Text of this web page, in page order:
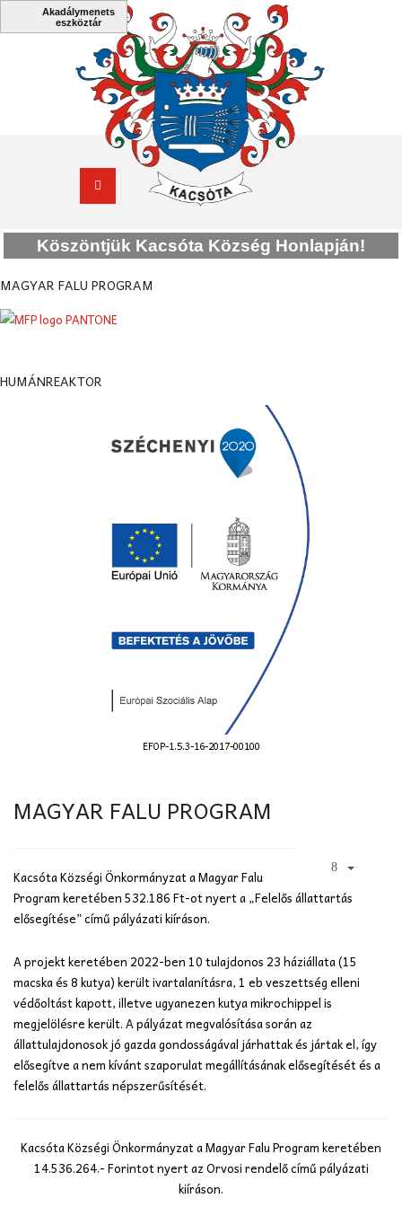
Köszöntjük Kacsóta Község Honlapján!
MAGYAR FALU PROGRAM
HUMÁNREAKTOR
EFOP-1.5.3-16-2017-00100
MAGYAR FALU PROGRAM
Kacsóta Községi Önkormányzat a Magyar Falu
Program keretében 532.186 Ft-ot nyert a „Felelős állattartás
elősegítése” című pályázati kiíráson.
A projekt keretében 2022-ben 10 tulajdonos 23 háziállata (15
macska és 8 kutya) került ivartalanításra, 1 eb veszettség elleni
védőoltást kapott, illetve ugyanezen kutya mikrochippel is
megjelölésre került. A pályázat megvalósítása során az
állattulajdonosok jó gazda gondosságával járhattak és jártak el, így
elősegítve a nem kívánt szaporulat megállításának elősegítését és a
felelős állattartás népszerűsítését.
Kacsóta Községi Önkormányzat a Magyar Falu Program keretében
14.536.264.- Forintot nyert az Orvosi rendelő című pályázati
kiíráson.